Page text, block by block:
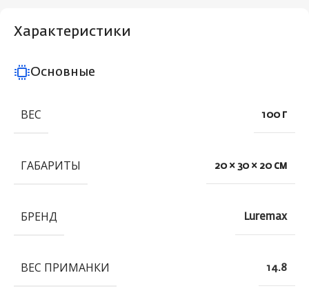
Характеристики
Основные
ВЕС 100 г
ГАБАРИТЫ 20 × 30 × 20 см
БРЕНД Luremax
ВЕС ПРИМАНКИ 14.8